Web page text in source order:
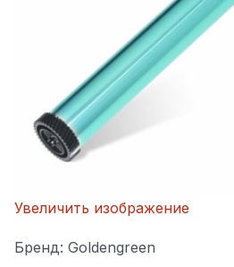
Увеличить изображение
Бренд: Goldengreen